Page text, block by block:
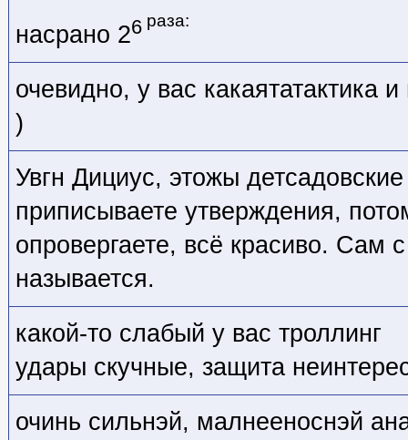
насрано 26 раза:
очевидно, у вас какаятатактика
)
Увгн Дициус, этожы
приписываете утверждения,
опровергаете, всё красиво. Сам
называется.
какой-то слабый у вас троллинг
удары скучные, защита
очинь сильнэй, малнееноснэй